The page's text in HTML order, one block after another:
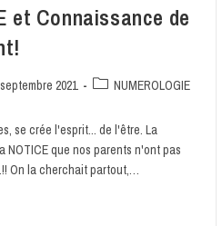
et Connaissance de
2021 NUMEROLOGIE
se crée l'esprit... de l'être. La
NOTICE que nos parents n'ont pas
On la cherchait partout,…